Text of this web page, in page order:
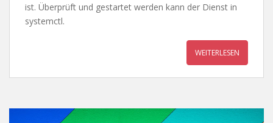
ist. Überprüft und gestartet werden kann der Dienst in
systemctl.
WEITERLESEN